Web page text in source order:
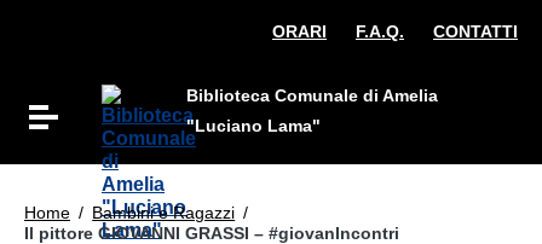
Vai al menu di navigazioneORARI F.A.Q. CONTATTI
Attiva / disattiva la navigazione
Biblioteca Comunale di Amelia
"Luciano Lama"
Home / Bambini e Ragazzi /
Il pittore GIOVANNI GRASSI – #giovanIncontri